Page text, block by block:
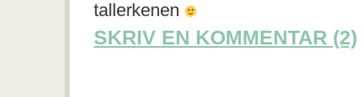
tallerkenen
SKRIV EN KOMMENTAR (2)